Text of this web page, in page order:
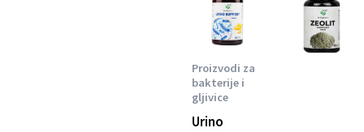
Proizvodi za
bakterije i
gljivice
Urino